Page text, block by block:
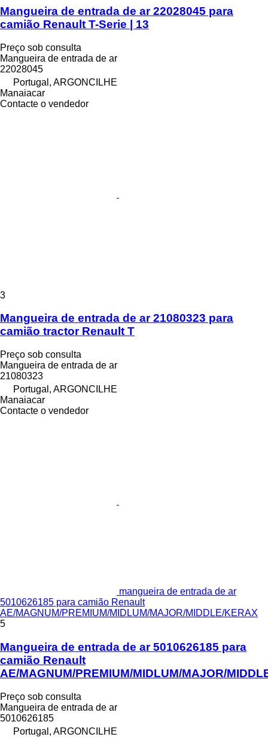
Mangueira de entrada de ar 22028045 para
camião Renault T-Serie | 13
Preço sob consulta
Mangueira de entrada de ar
22028045
Portugal, ARGONCILHE
Manaiacar
Contacte o vendedor
3
Mangueira de entrada de ar 21080323 para
camião tractor Renault T
Preço sob consulta
Mangueira de entrada de ar
21080323
Portugal, ARGONCILHE
Manaiacar
Contacte o vendedor
mangueira de entrada de ar
5010626185 para camião Renault
AE/MAGNUM/PREMIUM/MIDLUM/MAJOR/MIDDLE/KERAX
5
Mangueira de entrada de ar 5010626185 para
camião Renault
AE/MAGNUM/PREMIUM/MIDLUM/MAJOR/
Preço sob consulta
Mangueira de entrada de ar
5010626185
Portugal, ARGONCILHE